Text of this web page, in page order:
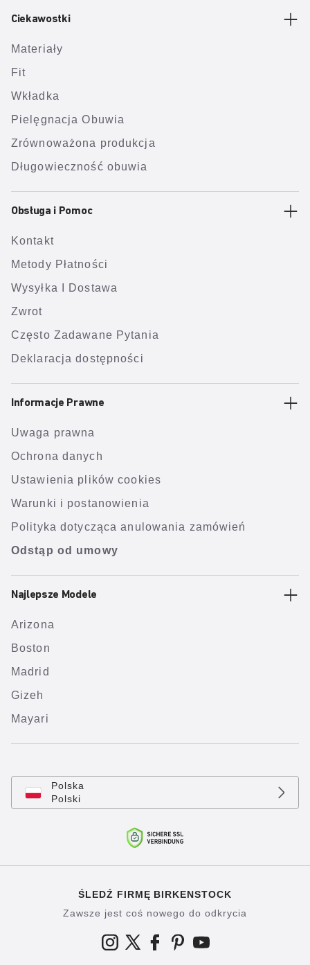
Ciekawostki
Materiały
Fit
Wkładka
Pielęgnacja Obuwia
Zrównoważona produkcja
Długowieczność obuwia
Obsługa i Pomoc
Kontakt
Metody Płatności
Wysyłka I Dostawa
Zwrot
Często Zadawane Pytania
Deklaracja dostępności
Informacje Prawne
Uwaga prawna
Ochrona danych
Ustawienia plików cookies
Warunki i postanowienia
Polityka dotycząca anulowania zamówień
Odstąp od umowy
Najlepsze Modele
Arizona
Boston
Madrid
Gizeh
Mayari
Polska
Polski
ŚLEDŹ FIRMĘ BIRKENSTOCK
Zawsze jest coś nowego do odkrycia